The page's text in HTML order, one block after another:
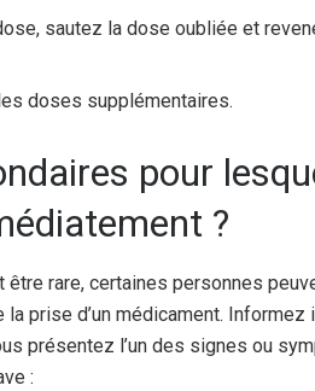
sautez la dose oubliée et
doses supplémentaires.
pour
?
être rare, certaines personnes
prise d’un médicament. Informez
présentez l’un des signes ou
: